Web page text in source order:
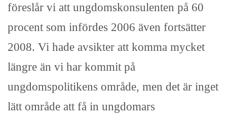
föreslår vi att ungdomskonsulenten på 60
procent som infördes 2006 även fortsätter
2008. Vi hade avsikter att komma mycket
längre än vi har kommit på
ungdomspolitikens område, men det är inget
lätt område att få in ungdomars